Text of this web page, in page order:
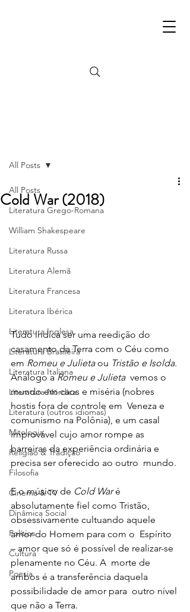
All Posts
Literatura Grego-Romana
William Shakespeare
Literatura Russa
Literatura Alemã
Literatura Francesa
Literatura Ibérica
Literatura Inglesa
Literatura Brasileira
Literatura Italiana
Literatura Nórdica
Literatura (outros idiomas)
Mitologia
Religião & Tradição
Filosofia
Cinema & TV
Dinâmica Social
Política
Cultura
Poesia
All Posts
Cold War (2018)
Tudo indica ser uma reedição do
casamento da Terra com o Céu como
em Romeu e Julieta ou Tristão e Isolda.
Análogo a Romeu e Julieta
  vemos o
mundo em caos e miséria (nobres
hostis fora de controle em  Veneza e
comunismo na Polônia), e um casal
improvável cujo amor rompe as
barreiras da experiência ordinária e
precisa ser oferecido ao outro  mundo.
E o músico de Cold War é
absolutamente fiel como Tristão,
obsessivamente cultuando aquele
amor do Homem para com o  Espírito
– amor que só é possível de realizar-se
plenamente no Céu. A  morte de
ambos é a transferência daquela
possibilidade de amor para  outro nível
que não a Terra.